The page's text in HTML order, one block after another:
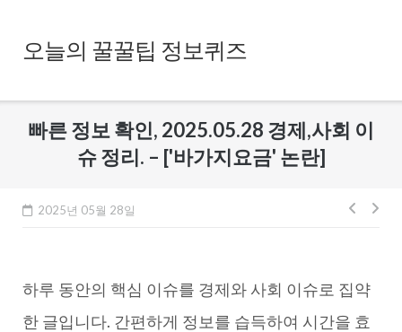
content오늘의 꿀꿀팁 정보퀴즈
빠른 정보 확인, 2025.05.28 경제,사회 이
슈 정리. – ['바가지요금' 논란]
2025년 05월 28일
글
게
이
하루 동안의 핵심 이슈를 경제와 사회 이슈로 집약
한 글입니다. 간편하게 정보를 습득하여 시간을 효